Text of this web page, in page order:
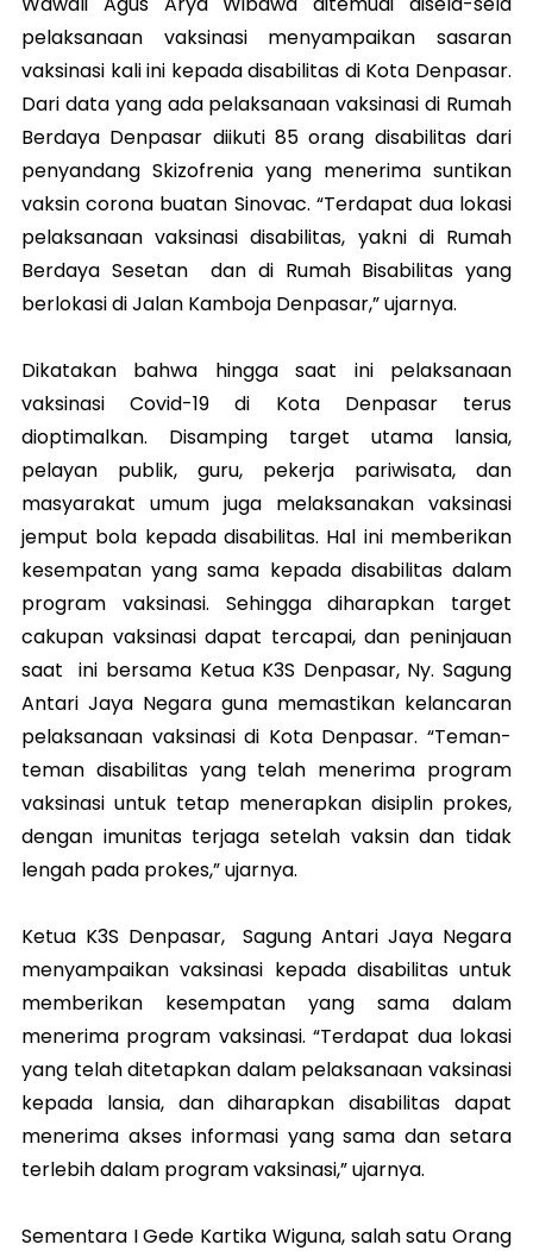
pelaksanaan vaksinasi menyampaikan sasaran
vaksinasi kali ini kepada disabilitas di Kota Denpasar.
Dari data yang ada pelaksanaan vaksinasi di Rumah
Berdaya Denpasar diikuti 85 orang disabilitas dari
penyandang Skizofrenia yang menerima suntikan
vaksin corona buatan Sinovac. “Terdapat dua lokasi
pelaksanaan vaksinasi disabilitas, yakni di Rumah
Berdaya Sesetan dan di Rumah Bisabilitas yang
berlokasi di Jalan Kamboja Denpasar,” ujarnya.
Dikatakan bahwa hingga saat ini pelaksanaan
vaksinasi Covid-19 di Kota Denpasar terus
dioptimalkan. Disamping target utama lansia,
pelayan publik, guru, pekerja pariwisata, dan
masyarakat umum juga melaksanakan vaksinasi
jemput bola kepada disabilitas. Hal ini memberikan
kesempatan yang sama kepada disabilitas dalam
program vaksinasi. Sehingga diharapkan target
cakupan vaksinasi dapat tercapai, dan peninjauan
saat ini bersama Ketua K3S Denpasar, Ny. Sagung
Antari Jaya Negara guna memastikan kelancaran
pelaksanaan vaksinasi di Kota Denpasar. “Teman-
teman disabilitas yang telah menerima program
vaksinasi untuk tetap menerapkan disiplin prokes,
dengan imunitas terjaga setelah vaksin dan tidak
lengah pada prokes,” ujarnya.
Ketua K3S Denpasar, Sagung Antari Jaya Negara
menyampaikan vaksinasi kepada disabilitas untuk
memberikan kesempatan yang sama dalam
menerima program vaksinasi. “Terdapat dua lokasi
yang telah ditetapkan dalam pelaksanaan vaksinasi
kepada lansia, dan diharapkan disabilitas dapat
menerima akses informasi yang sama dan setara
terlebih dalam program vaksinasi,” ujarnya.
Sementara I Gede Kartika Wiguna, salah satu Orang